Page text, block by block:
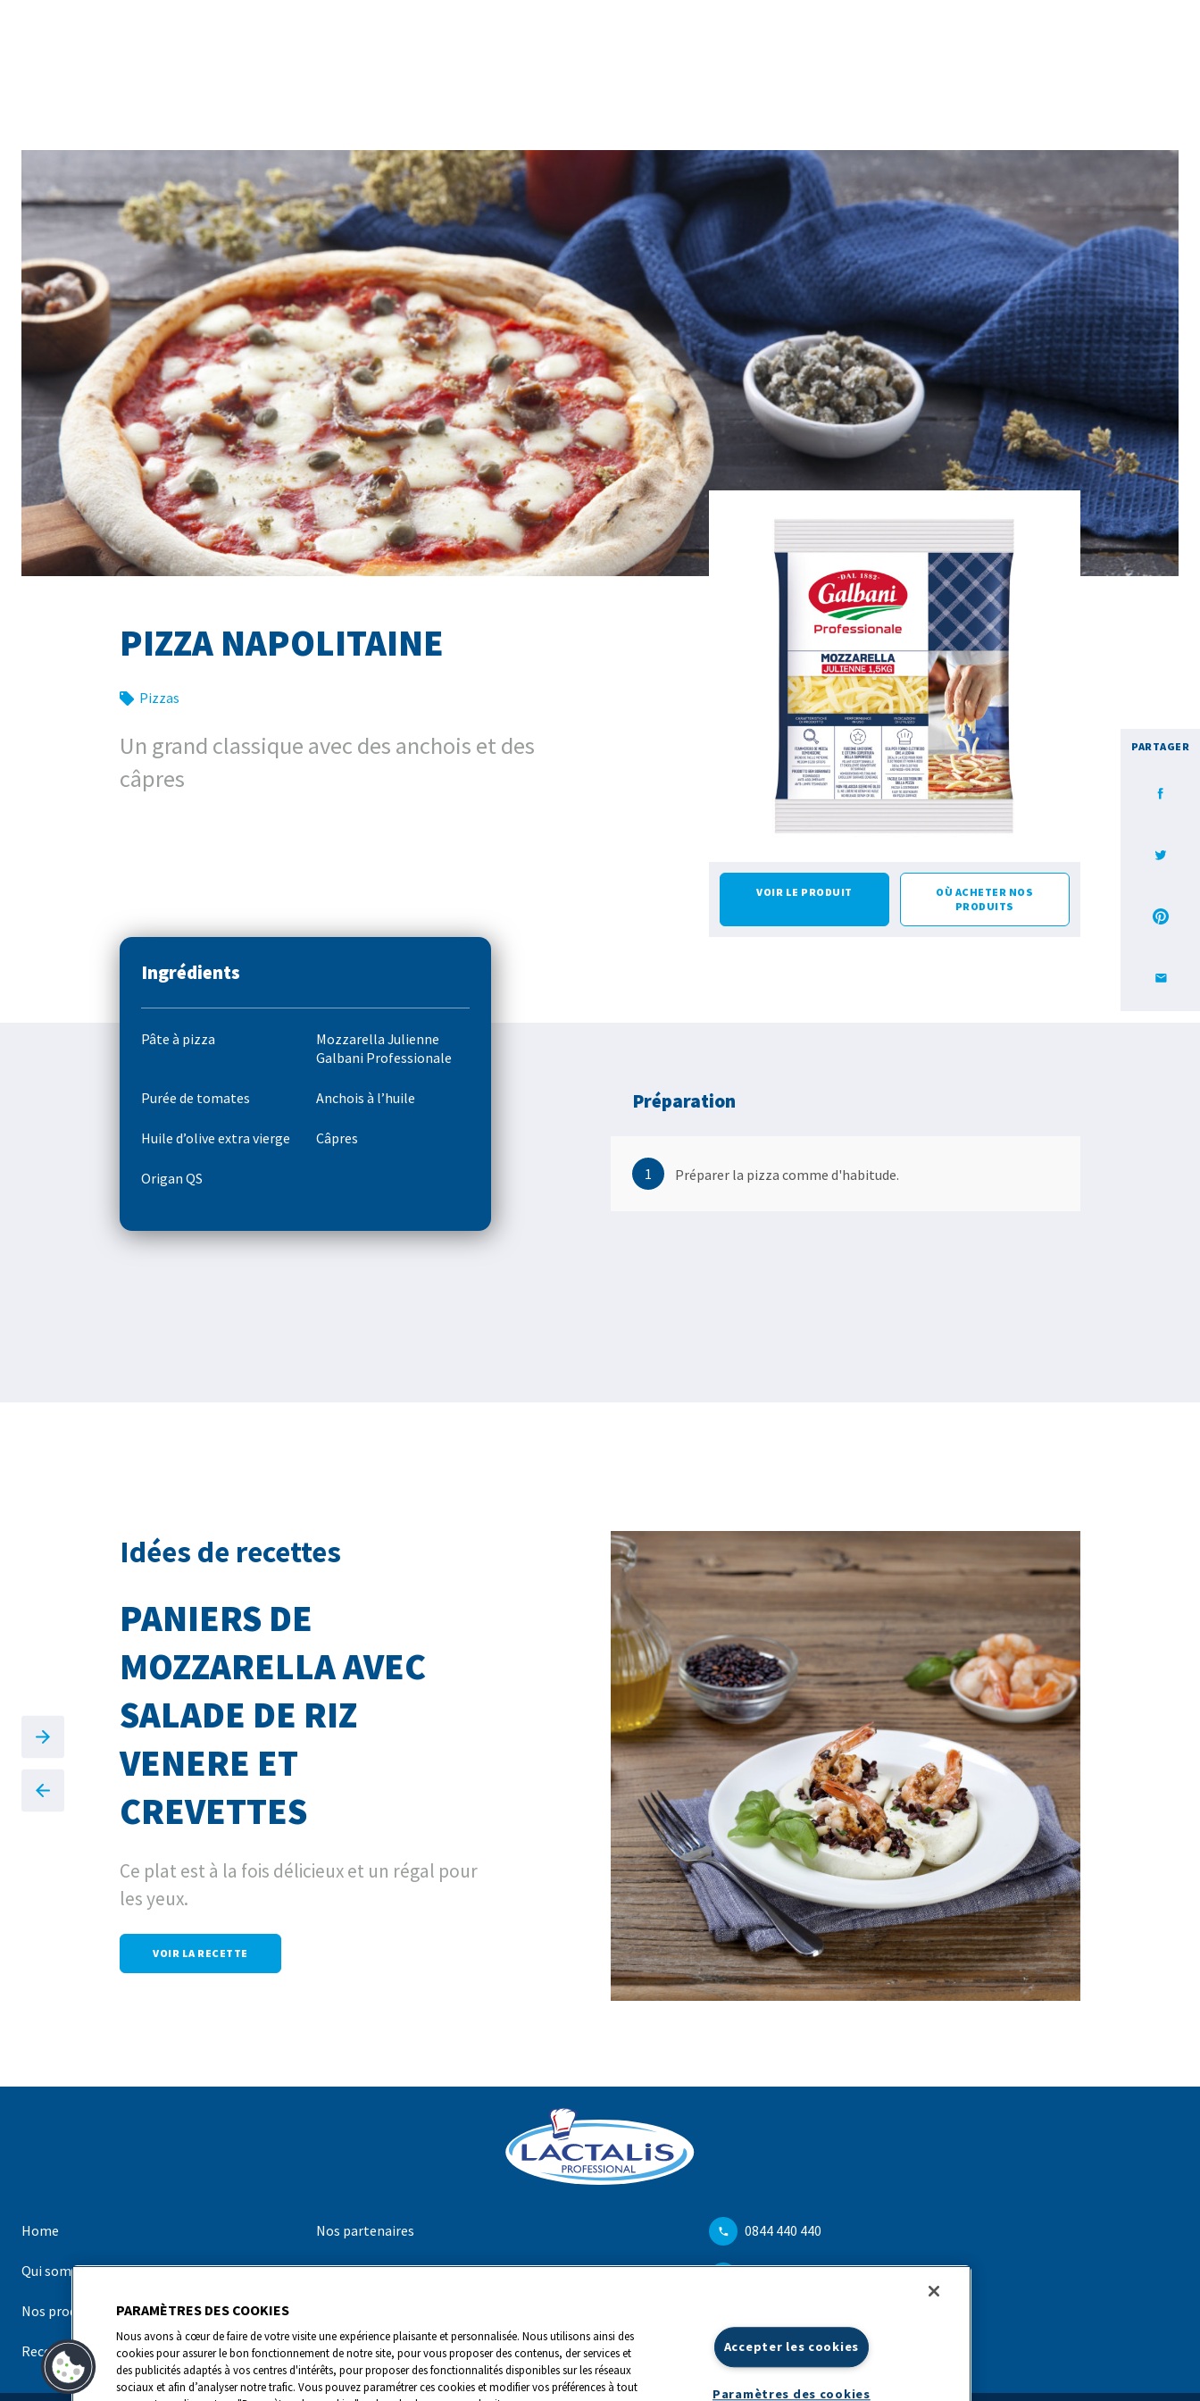
PIZZA NAPOLITAINE
Pizzas
Un grand classique avec des anchois et des
câpres
VOIR LE PRODUIT
OÙ ACHETER NOS
PRODUITS
PARTAGER
Ingrédients
Pâte à pizza
Mozzarella Julienne
Galbani Professionale
Purée de tomates Anchois à l’huile
Huile d’olive extra vierge Câpres
Origan QS
Préparation
1 Préparer la pizza comme d'habitude.
Idées de recettes
PANIERS DE
MOZZARELLA AVEC
SALADE DE RIZ
VENERE ET
CREVETTES
Ce plat est à la fois délicieux et un régal pour
les yeux.
VOIR LA RECETTE
Home
Qui sommes-nous ?
Nos produits
Recettes
Nos partenaires
Nos marques
0844 440 440
PARAMÈTRES DES COOKIES
Nous avons à cœur de faire de votre visite une expérience plaisante et personnalisée. Nous utilisons ainsi des
cookies pour assurer le bon fonctionnement de notre site, pour vous proposer des contenus, der services et
des publicités adaptés à vos centres d'intérêts, pour proposer des fonctionnalités disponibles sur les réseaux
sociaux et afin d’analyser notre trafic. Vous pouvez paramétrer ces cookies et modifier vos préférences à tout
Accepter les cookies
Paramètres des cookies